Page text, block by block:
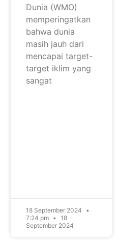
Dunia (WMO)
memperingatkan
bahwa dunia
masih jauh dari
mencapai target-
target iklim yang
sangat
18 September 2024
7:24 pm
18
September 2024